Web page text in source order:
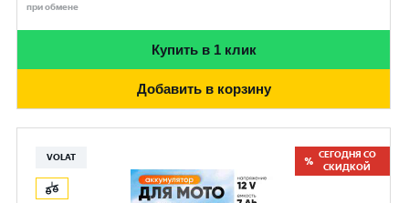
при обмене
Купить в 1 клик
Добавить в корзину
VOLAT
СЕГОДНЯ СО
СКИДКОЙ